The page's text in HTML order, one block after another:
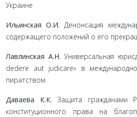
Украине
Ильинская О.И.Денонсация
содержащего положений о его
Лавлинская А.Н.Универсальная
dedere aut judicare» в
пиратством
Даваева К.К.Защита гражданами
конституционного права на